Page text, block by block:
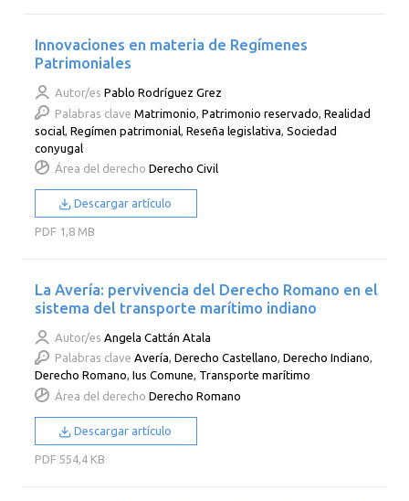
Innovaciones en materia de Regímenes
Patrimoniales
Autor/es Pablo Rodríguez Grez
Palabras clave Matrimonio ,Patrimonio reservado ,Realidad
social ,Regímen patrimonial ,Reseña legislativa ,Sociedad
conyugal
Área del derecho Derecho Civil
Descargar artículo
PDF 1,8 MB
La Avería: pervivencia del Derecho Romano en el
sistema del transporte marítimo indiano
Autor/es Angela Cattán Atala
Palabras clave Avería,Derecho Castellano,Derecho Indiano,
Derecho Romano,Ius Comune, Transporte marítimo
Área del derecho Derecho Romano
Descargar artículo
PDF 554,4 KB